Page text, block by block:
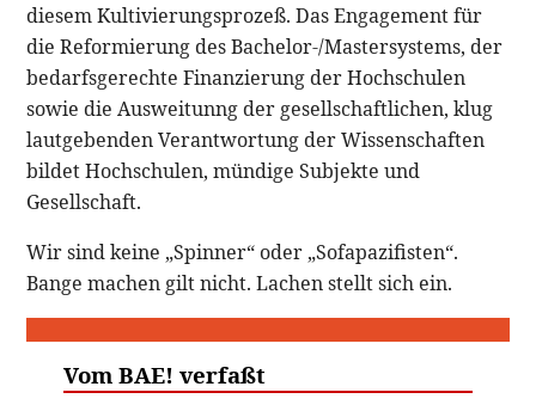
diesem Kultivierungsprozeß. Das Engagement für
die Reformierung des Bachelor-/Mastersystems, der
bedarfsgerechte Finanzierung der Hochschulen
sowie die Ausweitunng der gesellschaftlichen, klug
lautgebenden Verantwortung der Wissenschaften
bildet Hochschulen, mündige Subjekte und
Gesellschaft.
Wir sind keine „Spinner“ oder „Sofapazifisten“.
Bange machen gilt nicht. Lachen stellt sich ein.
Vom BAE! verfaßt